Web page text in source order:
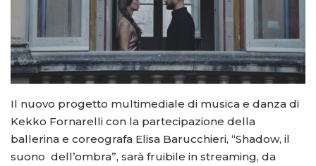
Il nuovo progetto multimediale di musica e danza di
Kekko Fornarelli con la partecipazione della
ballerina e coreografa Elisa Barucchieri, “Shadow, il
suono dell’ombra”, sarà fruibile in streaming, da